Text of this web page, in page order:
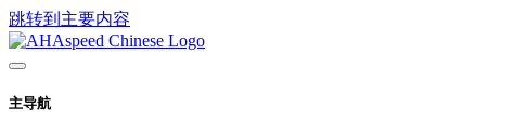
跳转到主要内容
主导航